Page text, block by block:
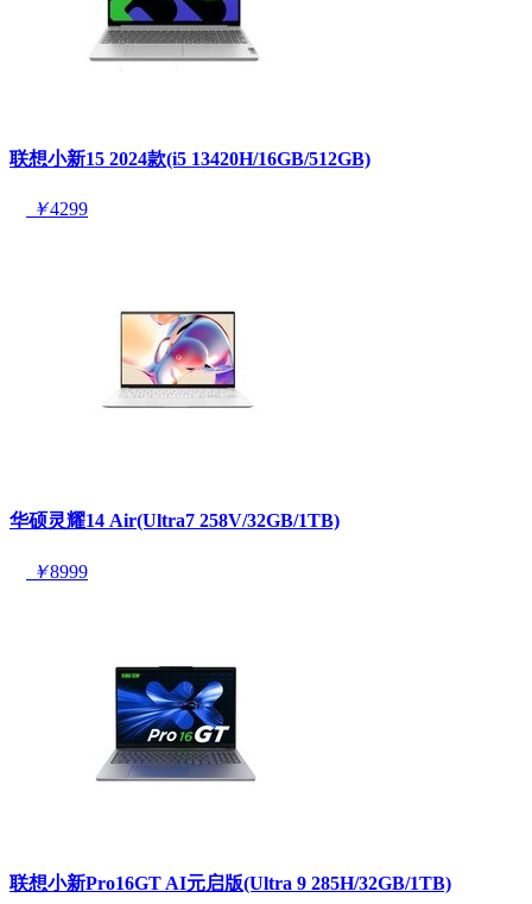
联想小新15 2024款(i5 13420H/16GB/512GB)
￥4299
华硕灵耀14 Air(Ultra7 258V/32GB/1TB)
￥8999
联想小新Pro16GT AI元启版(Ultra 9 285H/32GB/1TB)